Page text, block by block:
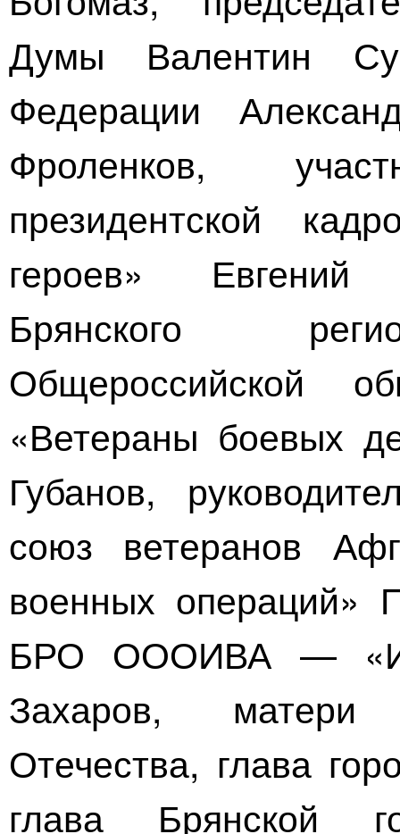
Думы Валентин
Федерации
Фроленков,
президентской
героев» Евгений
Брянского
Общероссийской
«Ветераны боевых
Губанов,
союз ветеранов
военных операций»
БРО ОООИВА —
Захаров, матери
Отечества, глава
глава Брянской